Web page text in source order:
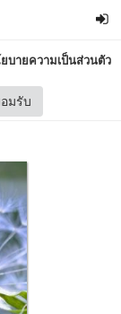
บายความเป็นส่วนตัว
มรับ